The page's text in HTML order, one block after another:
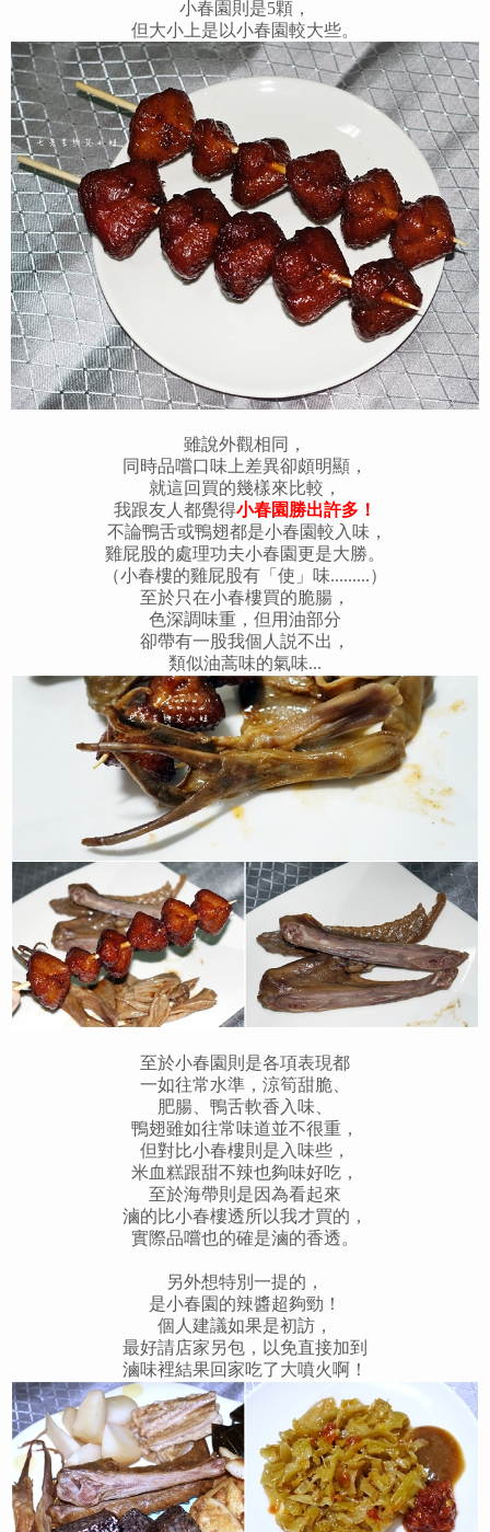
小春園則是5顆，
但大小上是以小春園較大些。
雖說外觀相同，
同時品嚐口味上差異卻頗明顯，
就這回買的幾樣來比較，
我跟友人都覺得小春園勝出許多！
不論鴨舌或鴨翅都是小春園較入味，
雞屁股的處理功夫小春園更是大勝。
（小春樓的雞屁股有「使」味.........）
至於只在小春樓買的脆腸，
色深調味重，但用油部分
卻帶有一股我個人説不出，
類似油蒿味的氣味...
至於小春園則是各項表現都
一如往常水準， 涼筍甜脆、
肥腸、鴨舌軟香入味、
鴨翅雖如往常味道並不很重，
但對比小春樓則是入味些，
米血糕跟甜不辣也夠味好吃，
至於海帶則是因為看起來
滷的比小春樓透所以我才買的，
實際品嚐也的確是滷的香透。
另外想特別一提的，
是小春園的辣醬超夠勁！
個人建議如果是初訪，
最好請店家另包，以免直接加到
滷味裡結果回家吃了大噴火啊！